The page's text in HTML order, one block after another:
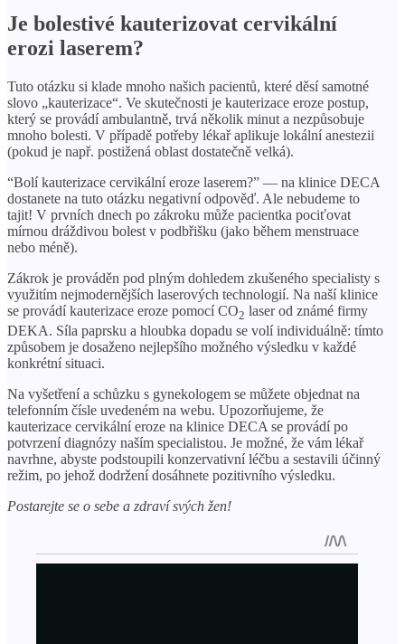
Je bolestivé kauterizovat cervikální
erozi laserem?
Tuto otázku si klade mnoho našich pacientů, které děsí samotné
slovo „kauterizace“. Ve skutečnosti je kauterizace eroze postup,
který se provádí ambulantně, trvá několik minut a nezpůsobuje
mnoho bolesti. V případě potřeby lékař aplikuje lokální anestezii
(pokud je např. postižená oblast dostatečně velká).
“Bolí kauterizace cervikální eroze laserem?” — na klinice DECA
dostanete na tuto otázku negativní odpověď. Ale nebudeme to
tajit! V prvních dnech po zákroku může pacientka pociťovat
mírnou dráždivou bolest v podbřišku (jako během menstruace
nebo méně).
Zákrok je prováděn pod plným dohledem zkušeného specialisty s
využitím nejmodernějších laserových technologií. Na naší klinice
se provádí kauterizace eroze pomocí CO2 laser od známé firmy
DEKA. Síla paprsku a hloubka dopadu se volí individuálně: tímto
způsobem je dosaženo nejlepšího možného výsledku v každé
konkrétní situaci.
Na vyšetření a schůzku s gynekologem se můžete objednat na
telefonním čísle uvedeném na webu. Upozorňujeme, že
kauterizace cervikální eroze na klinice DECA se provádí po
potvrzení diagnózy naším specialistou. Je možné, že vám lékař
navrhne, abyste podstoupili konzervativní léčbu a sestavili účinný
režim, po jehož dodržení dosáhnete pozitivního výsledku.
Postarejte se o sebe a zdraví svých žen!